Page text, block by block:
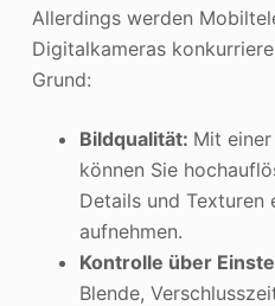
Allerdings werden
Digitalkameras
Grund:
Bildqualität: Mit
können Sie
Details und Texturen
aufnehmen.
Kontrolle über
Blende,